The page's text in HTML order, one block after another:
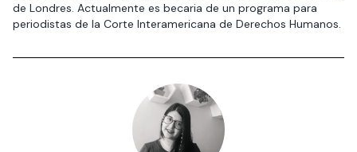
de Londres. Actualmente es becaria de un programa para
periodistas de la Corte Interamericana de Derechos Humanos.